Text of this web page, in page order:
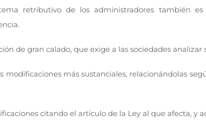
retributivo de los administradores también
de gran calado, que exige a las sociedades
modificaciones más sustanciales, relacionándolas
citando el artículo de la Ley al que afecta, y